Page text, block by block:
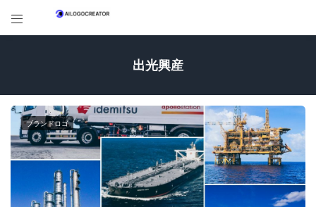

出光興産
ブランドロゴ